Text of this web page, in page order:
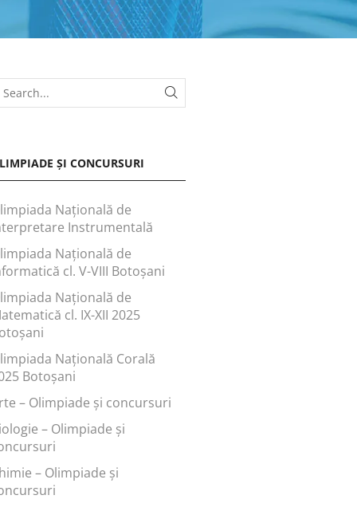
ȘI CONCURSURI
Națională de
Instrumentală
Națională de
cl. V-VIII Botoșani
Națională de
cl. IX-XII 2025
Națională Corală
Botoșani
– Olimpiade și concursuri
– Olimpiade și
– Olimpiade și